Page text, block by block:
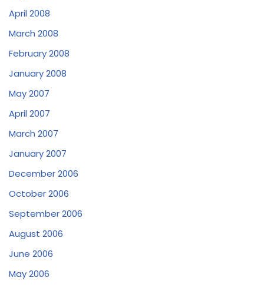
April 2008
March 2008
February 2008
January 2008
May 2007
April 2007
March 2007
January 2007
December 2006
October 2006
September 2006
August 2006
June 2006
May 2006